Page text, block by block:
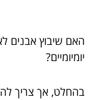
האם שיבוץ אבנים
יומיומיים?
בהחלט, אך צריך